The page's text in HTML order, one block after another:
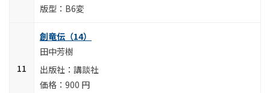
B6変
創竜伝（14）
田中芳樹
講談社
900 円